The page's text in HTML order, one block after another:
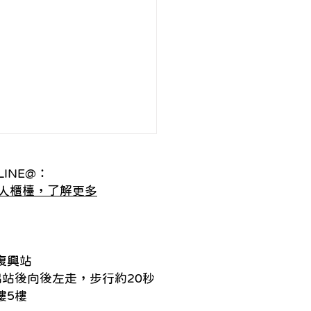
緊張時刻/ 看見心理 朱
商心理師
：
櫃檯，了解更多
興站
後向後左走，步行約20秒
5樓